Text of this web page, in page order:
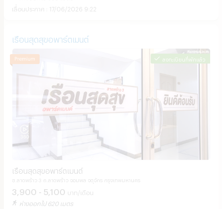
17/06/2026 9:22
เรือนสุดสุขอพาร์ตเมนต์
ลงทะเบียนที่พักแล้ว
เรือนสุดสุขอพาร์ตเมนต์
ซ.ลาดพร้าว 3 ถ.ลาดพร้าว จอมพล จตุจักร กรุงเทพมหานคร
3,900 - 5,100 บาท/เดือน
ห่างออกไป 620 เมตร